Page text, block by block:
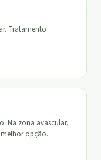
Tratamento
Na zona avascular,
opção.